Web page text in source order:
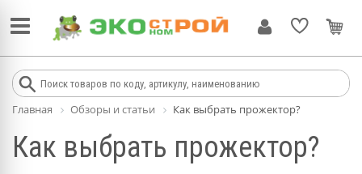
Главная Обзоры и статьи Как выбрать прожектор?
Как выбрать прожектор?